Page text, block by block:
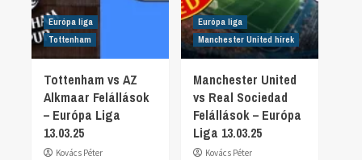
Európa liga
Tottenham
Tottenham vs AZ
Alkmaar Felállások
– Európa Liga
13.03.25
Kovács Péter
Európa liga
Manchester United hírek
Manchester United
vs Real Sociedad
Felállások – Európa
Liga 13.03.25
Kovács Péter